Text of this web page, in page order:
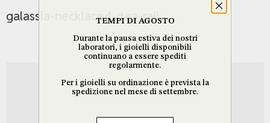
galassia-necklace4-dea-rail
TEMPI DI AGOSTO
Durante la pausa estiva dei nostri
laboratori, i gioielli disponibili
continuano a essere spediti
regolarmente.
Per i gioielli su ordinazione è prevista la
spedizione nel mese di settembre.